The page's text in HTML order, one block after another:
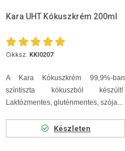
Kara UHT Kókuszkrém 200ml
Cikksz. KKI0207
A Kara Kókuszkrém 99,9%-ban
színtiszta kókuszból készült!
Laktózmentes, gluténmentes, szója...
Készleten